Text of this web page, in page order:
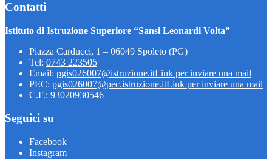
Contatti
Istituto di Istruzione Superiore “Sansi Leonardi Volta”
Piazza Carducci, 1 – 06049 Spoleto (PG)
Tel: 0743 223505
Email: pgis026007@istruzione.itLink per inviare una mail
PEC: pgis026007@pec.istruzione.itLink per inviare una mail
C.F.: 93020930546
Seguici su
Facebook
Instagram